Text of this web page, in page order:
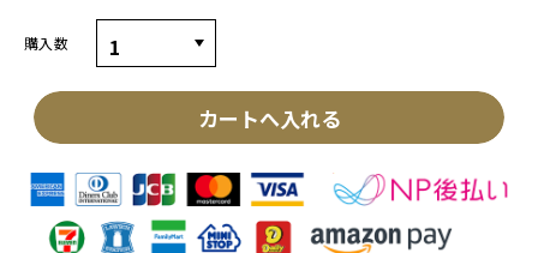
購入数
カートへ入れる